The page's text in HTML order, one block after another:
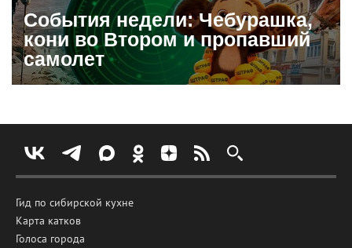
События недели: Чебурашка,
кони во Втором и пропавший
самолет
Гид по сибирской кухне
Карта катков
Голоса города